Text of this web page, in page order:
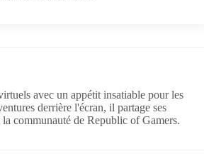
avec un appétit insatiable pour les
derrière l'écran, il partage ses
communauté de Republic of Gamers.